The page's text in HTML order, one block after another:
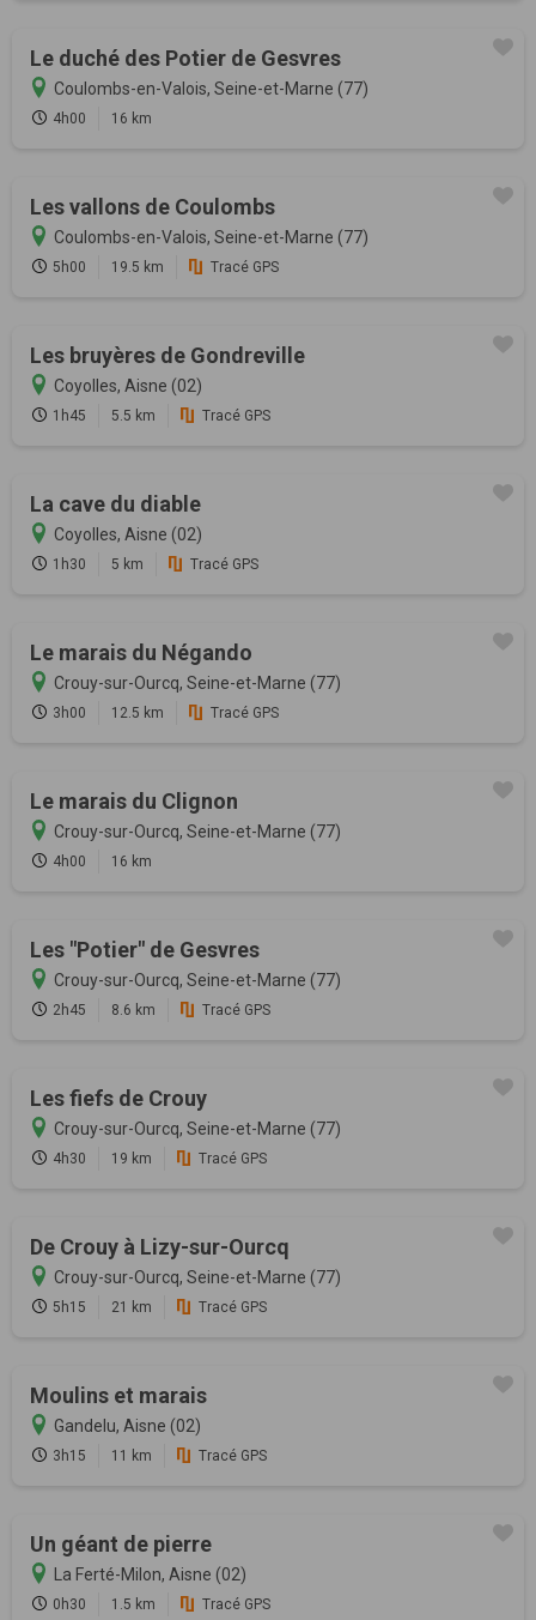
Le duché des Potier de Gesvres
Coulombs-en-Valois, Seine-et-Marne (77)
4h00 16 km
Les vallons de Coulombs
Coulombs-en-Valois, Seine-et-Marne (77)
5h00 19.5 km Tracé GPS
Les bruyères de Gondreville
Coyolles, Aisne (02)
1h45 5.5 km Tracé GPS
La cave du diable
Coyolles, Aisne (02)
1h30 5 km Tracé GPS
Le marais du Négando
Crouy-sur-Ourcq, Seine-et-Marne (77)
3h00 12.5 km Tracé GPS
Le marais du Clignon
Crouy-sur-Ourcq, Seine-et-Marne (77)
4h00 16 km
Les "Potier" de Gesvres
Crouy-sur-Ourcq, Seine-et-Marne (77)
2h45 8.6 km Tracé GPS
Les fiefs de Crouy
Crouy-sur-Ourcq, Seine-et-Marne (77)
4h30 19 km Tracé GPS
De Crouy à Lizy-sur-Ourcq
Crouy-sur-Ourcq, Seine-et-Marne (77)
5h15 21 km Tracé GPS
Moulins et marais
Gandelu, Aisne (02)
3h15 11 km Tracé GPS
Un géant de pierre
La Ferté-Milon, Aisne (02)
0h30 1.5 km Tracé GPS